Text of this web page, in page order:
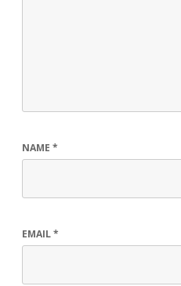
NAME *
EMAIL*